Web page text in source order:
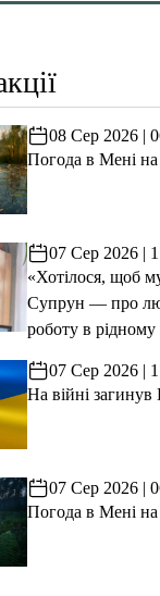
08 Сер 2026 |
Погода в Мені
07 Сер 2026 |
«Хотілося, щоб
Супрун — про
роботу в рідному
07 Сер 2026 |
На війні
07 Сер 2026 |
Погода в Мені